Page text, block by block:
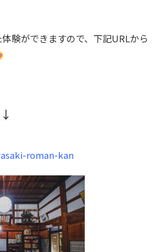
験ができますので、下記URLから
roman-kan